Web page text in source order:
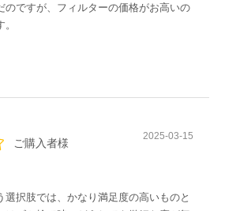
のですが、フィルターの価格がお高いの
ご購入者様
2025-03-15
選択肢では、かなり満足度の高いものと